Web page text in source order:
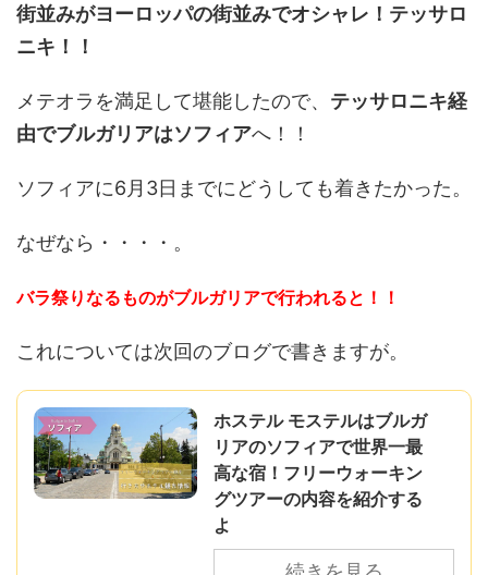
街並みがヨーロッパの街並みでオシャレ！テッサロ
ニキ！！
メテオラを満足して堪能したので、 テッサロニキ経
由でブルガリアはソフィアへ！！
ソフィアに6月3日までにどうしても着きたかった。
なぜなら・・・・。
バラ祭りなるものがブルガリアで行われると！！
これについては次回のブログで書きますが。
ホステル モステルはブルガ
リアのソフィアで世界一最
高な宿！フリーウォーキン
グツアーの内容を紹介する
よ